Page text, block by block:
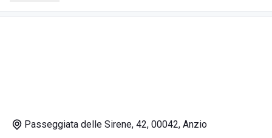
L'ambiente è a tutti gli effetti di quelli familiari ed
contraddistingue La Conchiglia 1 da numerose altre
Passeggiata delle Sirene, 42, 00042, Anzio